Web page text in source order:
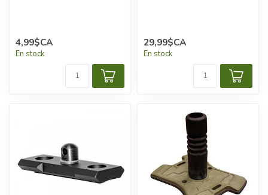
4,99$CA
En stock
29,99$CA
En stock